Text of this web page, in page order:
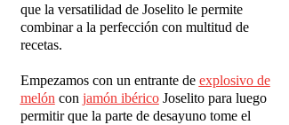
que la versatilidad de Joselito le permite
combinar a la perfección con multitud de
recetas.
Empezamos con un entrante de explosivo de
melón con jamón ibéricoJoselito para luego
permitir que la parte de desayuno tome el